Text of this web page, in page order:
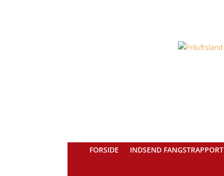
FORSIDE INDSEND FANGSTRAPPORT